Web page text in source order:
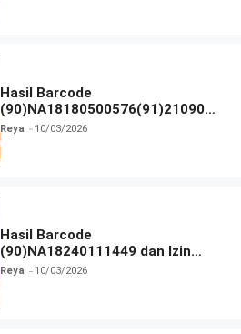
Hasil Barcode
(90)NA18180500576(91)210906
dan Izin BPOM
Reya 10/03/2026
Hasil Barcode
(90)NA18240111449 dan Izin
BPOM
Reya 10/03/2026